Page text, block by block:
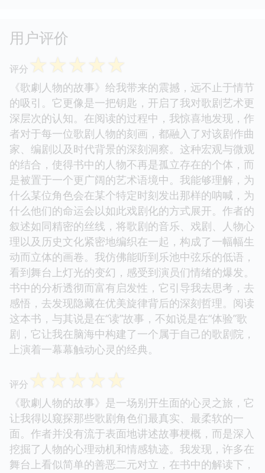
用户评价
评分 ☆☆☆☆☆
《歌劇人物的故事》给我带来的震撼，远不止于情节
的吸引。它更像是一把钥匙，开启了我对歌剧艺术更
深层次的认知。在阅读的过程中，我惊喜地发现，作
者对于每一位歌剧人物的刻画，都融入了对该剧作曲
家、编剧以及时代背景的深刻洞察。这种宏观与微观
的结合，使得书中的人物不再是孤立存在的个体，而
是被置于一个更广阔的艺术语境中。我能够理解，为
什么某位角色会在某个特定时刻发出那样的呐喊，为
什么他们的命运会以如此戏剧化的方式展开。作者的
叙述如同精密的丝线，将歌剧的音乐、戏剧、人物心
理以及历史文化紧密地编织在一起，构成了一幅幅生
动而立体的画卷。我仿佛能听到乐池中弦乐的低语，
看到舞台上灯光的变幻，感受到演员们情绪的爆发。
书中的分析透彻而富有启发性，它引导我去思考，去
感悟，去发现隐藏在优美旋律背后的深刻哲理。阅读
这本书，与其说是在“读”故事，不如说是在“体验”歌
剧，它让我在脑海中构建了一个属于自己的歌剧院，
上演着一幕幕触动心灵的经典。
评分 ☆☆☆☆☆
《歌劇人物的故事》是一场别开生面的心灵之旅，它
让我得以窥探那些歌剧角色们最真实、最柔软的一
面。作者并没有流于表面地讲述故事梗概，而是深入
挖掘了人物的心理动机和情感轨迹。我发现，许多在
舞台上看似简单的善恶二元对立，在书中的解读下，